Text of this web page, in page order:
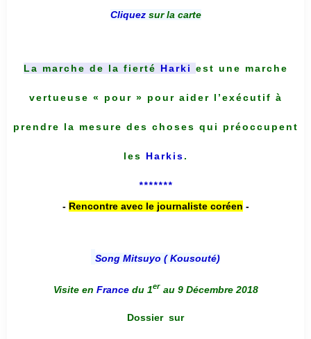
Cliquez sur la carte
La marche de la fierté Harki est une marche
vertueuse « pour » pour aider l’exécutif à
prendre la mesure des choses qui préoccupent
les Harkis.
*******
- Rencontre avec le journaliste coréen -
Song Mitsuyo ( Kousouté)
Visite en France du 1er au 9 Décembre 2018
Dossier sur